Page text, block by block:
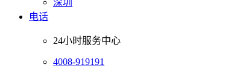
深圳
电话
24小时服务中心
4008-919191